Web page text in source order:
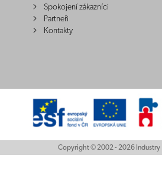
Spokojení zákazníci
Partneři
Kontakty
Copyright © 2002 - 2026 Industry